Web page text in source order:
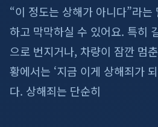
“이 정도는 상해가 아니다”라는
하고 막막하실 수 있어요. 특히
으로 번지거나, 차량이 잠깐 멈
황에서는 ‘지금 이게 상해죄가
다. 상해죄는 단순히